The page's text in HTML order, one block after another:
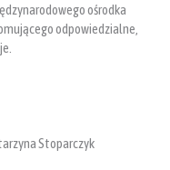
ośrodka
odpowiedzialne,
Stoparczyk